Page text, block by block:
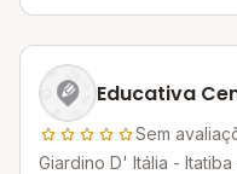
Educativa
Sem
Giardino D' Itália - Itatiba